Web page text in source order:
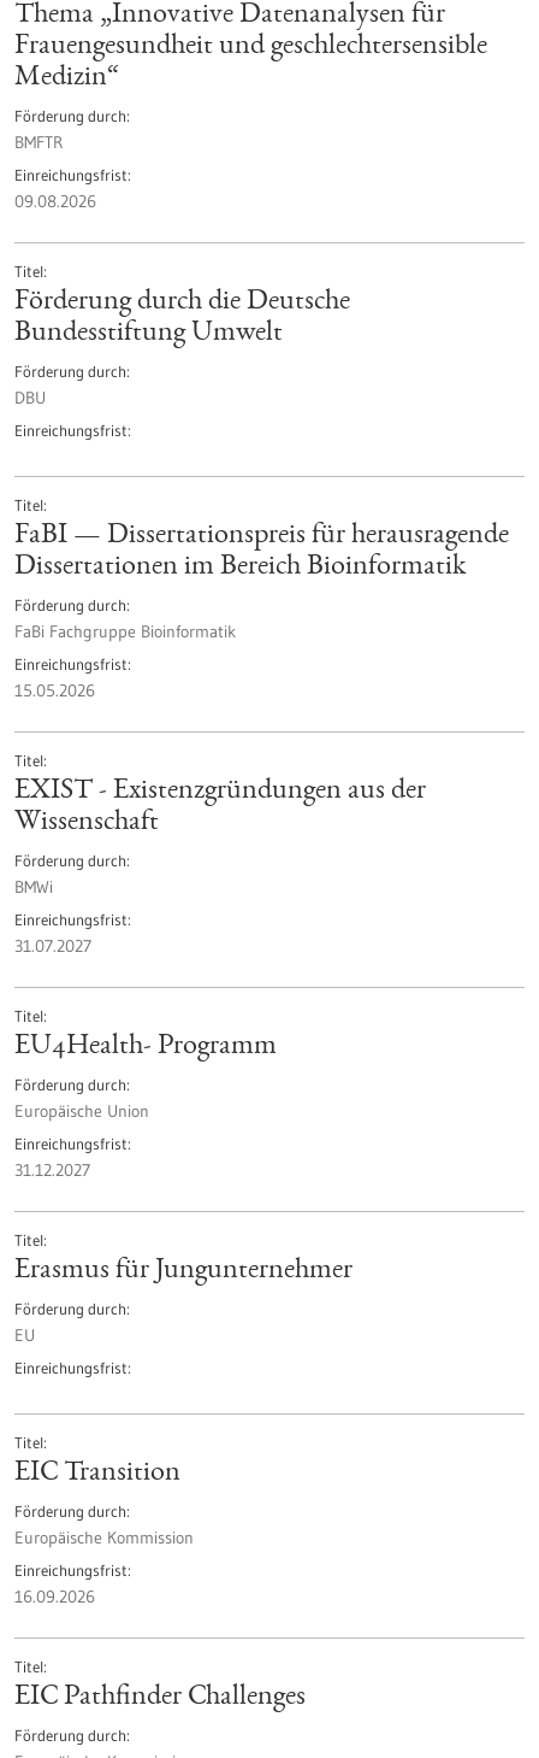
Thema „Innovative Datenanalysen für
Frauengesundheit und geschlechtersensible
Medizin“
Förderung durch
BMFTR
Einreichungsfrist
09.08.2026
Titel
Förderung durch die Deutsche
Bundesstiftung Umwelt
Förderung durch
DBU
Einreichungsfrist
Titel
FaBI — Dissertationspreis für herausragende
Dissertationen im Bereich Bioinformatik
Förderung durch
FaBi Fachgruppe Bioinformatik
Einreichungsfrist
15.05.2026
Titel
EXIST - Existenzgründungen aus der
Wissenschaft
Förderung durch
BMWi
Einreichungsfrist
31.07.2027
Titel
EU4Health- Programm
Förderung durch
Europäische Union
Einreichungsfrist
31.12.2027
Titel
Erasmus für Jungunternehmer
Förderung durch
EU
Einreichungsfrist
Titel
EIC Transition
Förderung durch
Europäische Kommission
Einreichungsfrist
16.09.2026
Titel
EIC Pathfinder Challenges
Förderung durch